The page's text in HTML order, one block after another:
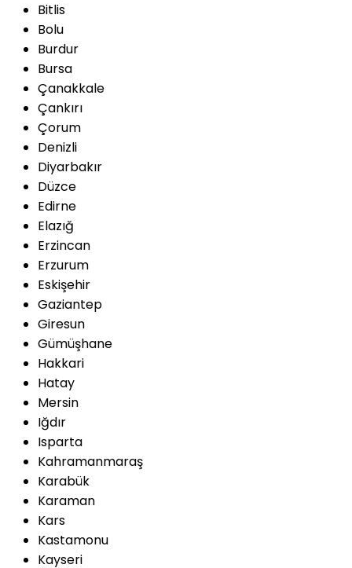
Bitlis
Bolu
Burdur
Bursa
Çanakkale
Çankırı
Çorum
Denizli
Diyarbakır
Düzce
Edirne
Elazığ
Erzincan
Erzurum
Eskişehir
Gaziantep
Giresun
Gümüşhane
Hakkari
Hatay
Mersin
Iğdır
Isparta
Kahramanmaraş
Karabük
Karaman
Kars
Kastamonu
Kayseri